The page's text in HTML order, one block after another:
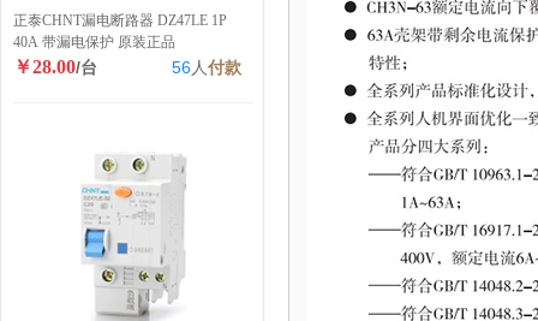
正泰CHNT漏电断路器 DZ47LE 1P
40A 带漏电保护 原装正品
￥28.00/台 56人付款